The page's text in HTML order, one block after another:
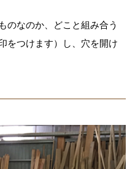
のなのか、どこと組み合う
をつけます）し、穴を開け